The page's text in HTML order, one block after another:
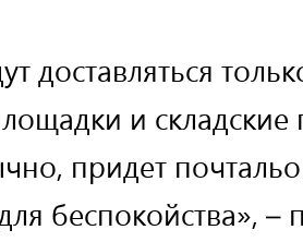
доставляться
и
придет
беспокойства»,